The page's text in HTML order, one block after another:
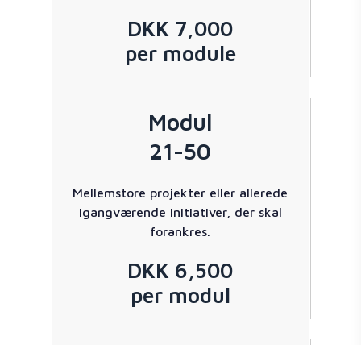
DKK 7,000
per module
Modul
21-50
Mellemstore projekter eller allerede
igangværende initiativer, der skal
forankres.
DKK 6,500
per modul